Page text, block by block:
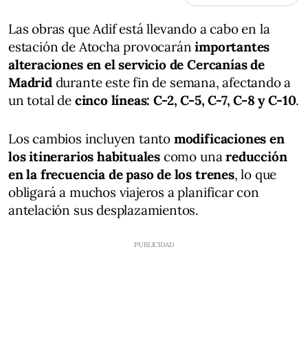
Las obras que Adif está llevando a cabo en la
estación de Atocha provocaránimportantes
alteraciones en el servicio de Cercanías de
Madriddurante este fin de semana, afectando a
un total de cinco líneas: C-2, C-5, C-7, C-8 y C-10.
Los cambios incluyen tanto modificaciones en
los itinerarios habituales como unareducción
en la frecuencia de paso de los trenes, lo que
obligará a muchos viajeros a planificar con
antelación sus desplazamientos.